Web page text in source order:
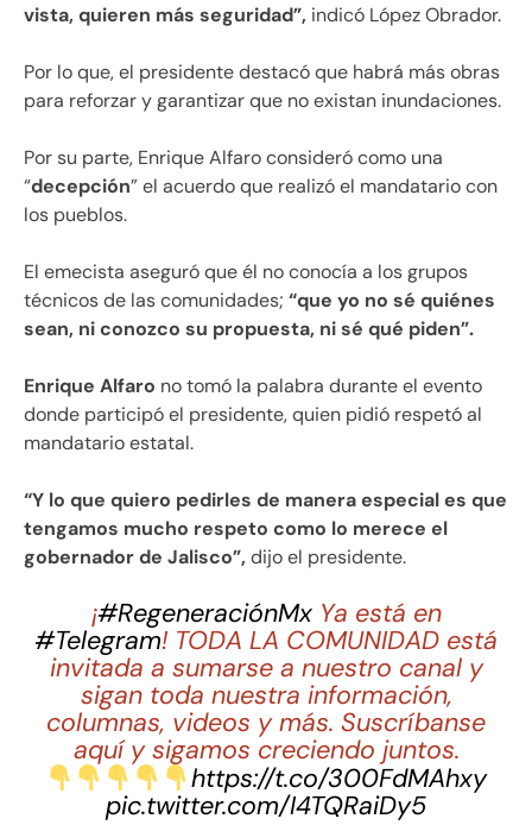
vista, quieren más seguridad”, indicó López Obrador.
Por lo que, el presidente destacó que habrá más obras
para reforzar y garantizar que no existan inundaciones.
Por su parte, Enrique Alfaro consideró como una
“decepción” el acuerdo que realizó el mandatario con
los pueblos.
El emecista aseguró que él no conocía a los grupos
técnicos de las comunidades; “que yo no sé quiénes
sean, ni conozco su propuesta, ni sé qué piden”.
Enrique Alfaro no tomó la palabra durante el evento
donde participó el presidente, quien pidió respetó al
mandatario estatal.
“Y lo que quiero pedirles de manera especial es que
tengamos mucho respeto como lo merece el
gobernador de Jalisco”, dijo el presidente.
¡#RegeneraciónMxYa está en
#Telegram! TODA LA COMUNIDAD está
invitada a sumarse a nuestro canal y
sigan toda nuestra información,
columnas, videos y más. Suscríbanse
aquí y sigamos creciendo juntos.
https://t.co/300FdMAhxy
pic.twitter.com/I4TQRaiDy5